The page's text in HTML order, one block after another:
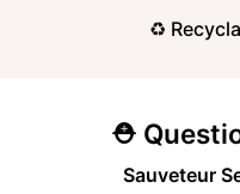
♻️
⛑️
Sauveteur